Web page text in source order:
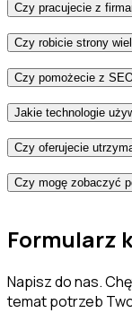
Czy pracujecie z
Czy robicie strony
Czy pomożecie z
Jakie technologie
Czy oferujecie
Czy mogę zobaczyć
Formularz
Napisz do nas.
temat potrzeb